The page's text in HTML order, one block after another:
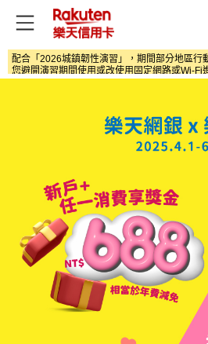
開
配合「2026城鎮韌性演習」，期間部分地區行
您避開演習期間使用或改使用固定網路或Wi‑Fi